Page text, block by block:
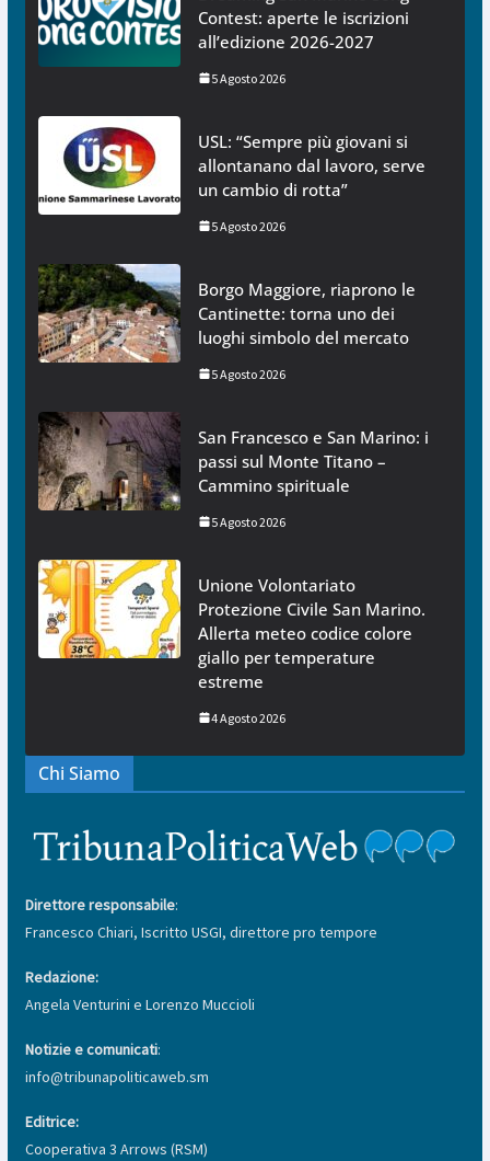
Contest: aperte le iscrizioni
all’edizione 2026-2027
5 Agosto 2026
USL: “Sempre più giovani si
allontanano dal lavoro, serve
un cambio di rotta”
5 Agosto 2026
Borgo Maggiore, riaprono le
Cantinette: torna uno dei
luoghi simbolo del mercato
5 Agosto 2026
San Francesco e San Marino: i
passi sul Monte Titano –
Cammino spirituale
5 Agosto 2026
Unione Volontariato
Protezione Civile San Marino.
Allerta meteo codice colore
giallo per temperature
estreme
4 Agosto 2026
Chi Siamo
Direttore responsabile:
Francesco Chiari, Iscritto USGI, direttore pro tempore
Redazione:
Angela Venturini e Lorenzo Muccioli
Notizie e comunicati:
info@tribunapoliticaweb.sm
Editrice:
Cooperativa 3 Arrows (RSM)